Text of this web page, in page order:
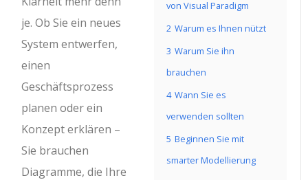
von Visual Paradigm
2 Warum es Ihnen nützt
3 Warum Sie ihn
brauchen
4 Wann Sie es
verwenden sollten
5 Beginnen Sie mit
smarter Modellierung
je. Ob Sie ein neues
System entwerfen,
einen
Geschäftsprozess
planen oder ein
Konzept erklären –
Sie brauchen
Diagramme, die Ihre